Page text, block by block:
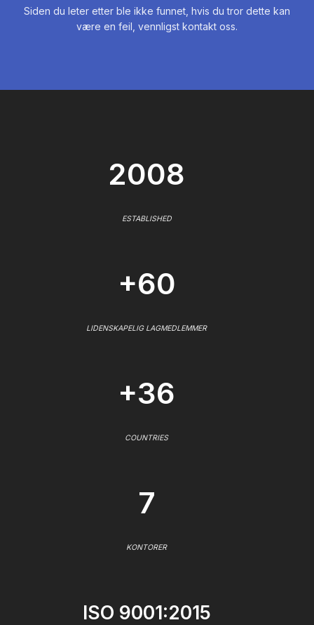
Siden du leter etter ble ikke funnet, hvis du tror dette kan
være en feil, vennligst kontakt oss.
2008
ESTABLISHED
+60
LIDENSKAPELIG LAGMEDLEMMER
+36
COUNTRIES
7
KONTORER
ISO 9001:2015